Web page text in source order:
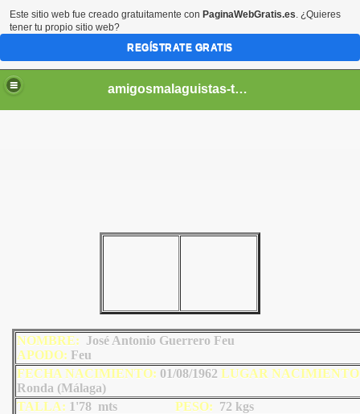
amigosmalaguistas-temporadas
NOMBRE: José Antonio Guerrero Feu
APODO: Feu
FECHA NACIMIENTO: 01/08/1962 LUGAR
Ronda (Málaga)
TALLA: 1'78 mts PESO: 72 kgs
Este sitio web fue creado gratuitamente con PaginaWebGratis.es. ¿Quieres
tener tu propio sitio web?
REGÍSTRATE GRATIS